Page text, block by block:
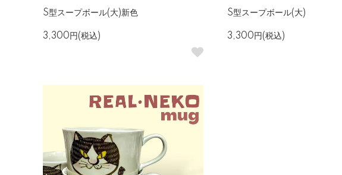
S型スープボール(大)新色
3,300円(税込)
S型スープボール(大)
3,300円(税込)